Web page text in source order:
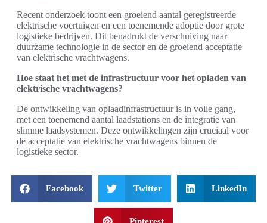
Recent onderzoek toont een groeiend aantal geregistreerde
elektrische voertuigen en een toenemende adoptie door grote
logistieke bedrijven. Dit benadrukt de verschuiving naar
duurzame technologie in de sector en de groeiend acceptatie
van elektrische vrachtwagens.
Hoe staat het met de infrastructuur voor het opladen van
elektrische vrachtwagens?
De ontwikkeling van oplaadinfrastructuur is in volle gang,
met een toenemend aantal laadstations en de integratie van
slimme laadsystemen. Deze ontwikkelingen zijn cruciaal voor
de acceptatie van elektrische vrachtwagens binnen de
logistieke sector.
Facebook Twitter LinkedIn